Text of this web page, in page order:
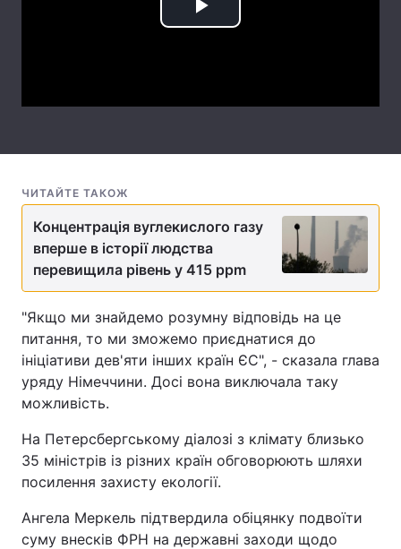
Тема оформлення
Play
ЧИТАЙТЕ ТАКОЖ
Концентрація вуглекислого газу
вперше в історії людства
перевищила рівень у 415 ppm
"Якщо ми знайдемо розумну відповідь на це
питання, то ми зможемо приєднатися до
ініціативи дев'яти інших країн ЄС", - сказала глава
уряду Німеччини. Досі вона виключала таку
можливість.
На Петерсбергському діалозі з клімату близько
35 міністрів із різних країн обговорюють шляхи
посилення захисту екології.
Ангела Меркель підтвердила обіцянку подвоїти
суму внесків ФРН на державні заходи щодо